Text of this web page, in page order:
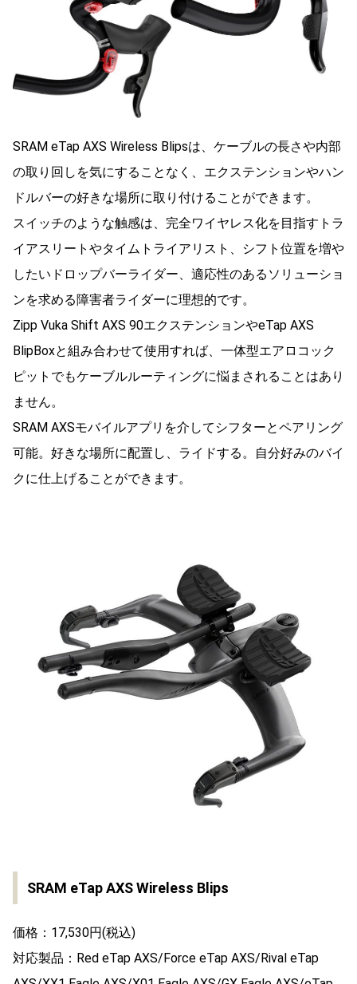
SRAM eTap AXS Wireless Blipsは、ケーブルの長さや内部
の取り回しを気にすることなく、エクステンションやハン
ドルバーの好きな場所に取り付けることができます。
スイッチのような触感は、完全ワイヤレス化を目指すトラ
イアスリートやタイムトライアリスト、シフト位置を増や
したいドロップバーライダー、適応性のあるソリューショ
ンを求める障害者ライダーに理想的です。
Zipp Vuka Shift AXS 90エクステンションやeTap AXS
BlipBoxと組み合わせて使用すれば、一体型エアロコック
ピットでもケーブルルーティングに悩まされることはあり
ません。
SRAM AXSモバイルアプリを介してシフターとペアリング
可能。好きな場所に配置し、ライドする。自分好みのバイ
クに仕上げることができます。
SRAM eTap AXS Wireless Blips
価格：17,530円(税込)
対応製品：Red eTap AXS/Force eTap AXS/Rival eTap